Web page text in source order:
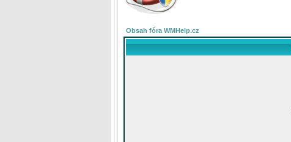
Obsah fóra WMHelp.cz